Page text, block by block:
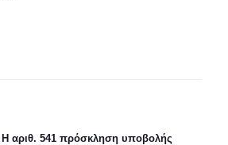
Η αριθ. 541 πρόσκληση υποβολής